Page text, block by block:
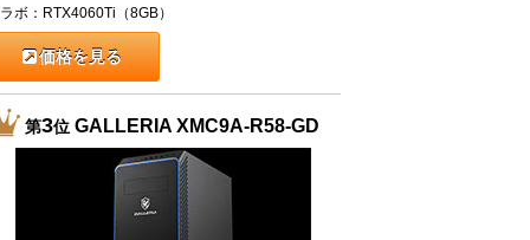
ボ：RTX4060Ti（8GB）
価格を見る
第3位GALLERIA XMC9A-R58-GD